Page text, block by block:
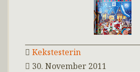
Kekstesterin
30. November 2011